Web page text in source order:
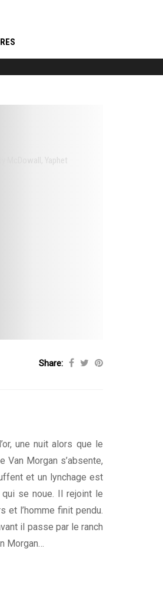
Yaphet
Share:
une nuit alors que le
Morgan s’absente,
et un lynchage est
se noue. Il rejoint le
et l’homme finit pendu.
il passe par le ranch
Morgan…